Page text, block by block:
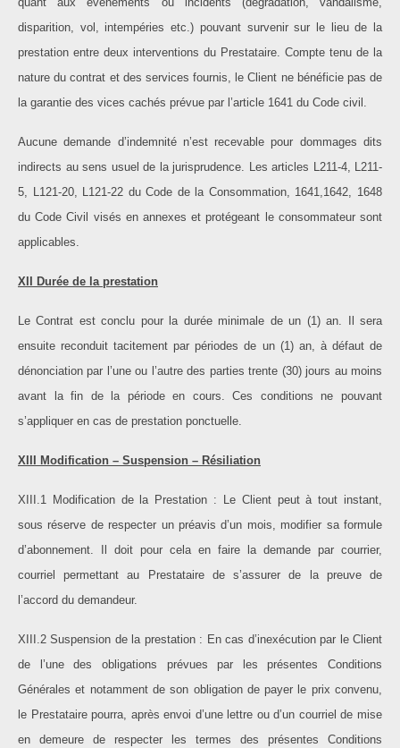
disparition, vol, intempéries etc.) pouvant survenir sur le lieu de la
prestation entre deux interventions du Prestataire. Compte tenu de la
nature du contrat et des services fournis, le Client ne bénéficie pas de
la garantie des vices cachés prévue par l’article 1641 du Code civil.
Aucune demande d’indemnité n’est recevable pour dommages dits
indirects au sens usuel de la jurisprudence. Les articles L211-4, L211-
5, L121-20, L121-22 du Code de la Consommation, 1641,1642, 1648
du Code Civil visés en annexes et protégeant le consommateur sont
applicables.
XII Durée de la prestation
Le Contrat est conclu pour la durée minimale de un (1) an. Il sera
ensuite reconduit tacitement par périodes de un (1) an, à défaut de
dénonciation par l’une ou l’autre des parties trente (30) jours au moins
avant la fin de la période en cours. Ces conditions ne pouvant
s’appliquer en cas de prestation ponctuelle.
XIII Modification – Suspension – Résiliation
XIII.1 Modification de la Prestation : Le Client peut à tout instant,
sous réserve de respecter un préavis d’un mois, modifier sa formule
d’abonnement. Il doit pour cela en faire la demande par courrier,
courriel permettant au Prestataire de s’assurer de la preuve de
l’accord du demandeur.
XIII.2 Suspension de la prestation : En cas d’inexécution par le Client
de l’une des obligations prévues par les présentes Conditions
Générales et notamment de son obligation de payer le prix convenu,
le Prestataire pourra, après envoi d’une lettre ou d’un courriel de mise
en demeure de respecter les termes des présentes Conditions